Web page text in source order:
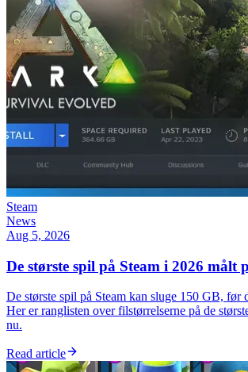
Steam
News
Aug 5, 2026
De største spil på Steam i 2026 målt
De største spil på Steam kan sluge 150 GB, før
Her er ranglisten over filstørrelserne på de
nu.
Read article